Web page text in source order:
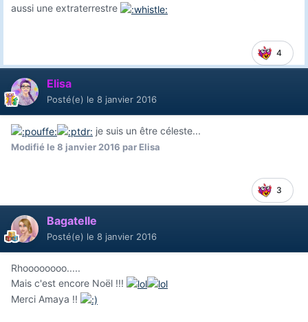
aussi une extraterrestre
4
Elisa
Posté(e) le 8 janvier 2016
je suis un être céleste...
Modifiéle 8 janvier 2016 par Elisa
3
Bagatelle
Posté(e) le 8 janvier 2016
Rhoooooooo.....
Mais c'est encore Noël !!!
Merci Amaya !!